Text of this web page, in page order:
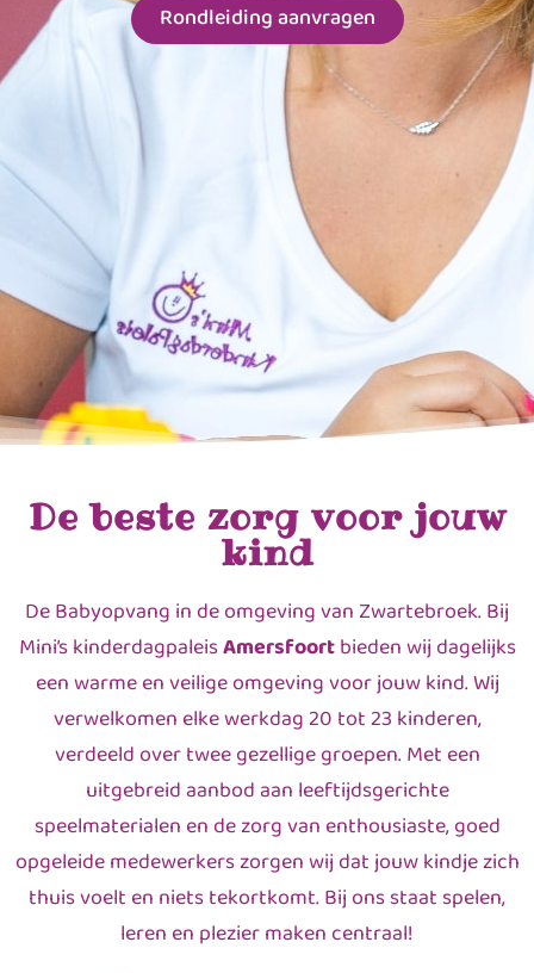
Rondleiding aanvragen
De beste zorg voor jouw
kind
De Babyopvang in de omgeving van Zwartebroek. Bij
Mini’s kinderdagpaleisAmersfoortbieden wij dagelijks
een warme en veilige omgeving voor jouw kind. Wij
verwelkomen elke werkdag 20 tot 23 kinderen,
verdeeld over twee gezellige groepen. Met een
uitgebreid aanbod aan leeftijdsgerichte
speelmaterialen en de zorg van enthousiaste, goed
opgeleide medewerkers zorgen wij dat jouw kindje zich
thuis voelt en niets tekortkomt. Bij ons staat spelen,
leren en plezier maken centraal!